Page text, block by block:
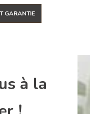
GARANTIE
à la